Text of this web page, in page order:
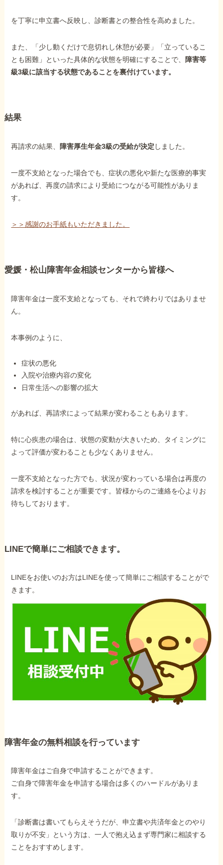
を丁寧に申立書へ反映し、診断書との整合性を高めました。
また、「少し動くだけで息切れし休憩が必要」「立っているこ
とも困難」といった具体的な状態を明確にすることで、
障害等
級3級に該当する状態であることを裏付けています。
結果
再請求の結果、 障害厚生年金3級の受給が決定 しました。
一度不支給となった場合でも、症状の悪化や新たな医療的事実
があれば、再度の請求により受給につながる可能性がありま
す。
＞＞感謝のお手紙もいただきました。
愛媛・松山障害年金相談センターから皆様へ
障害年金は一度不支給となっても、それで終わりではありませ
ん。
本事例のように、
症状の悪化
入院や治療内容の変化
日常生活への影響の拡大
があれば、再請求によって結果が変わることもあります。
特に心疾患の場合は、状態の変動が大きいため、タイミングに
よって評価が変わることも少なくありません。
一度不支給となった方でも、状況が変わっている場合は再度の
請求を検討することが重要です。皆様からのご連絡を心よりお
待ちしております。
LINEで簡単にご相談できます。
LINEをお使いのお方はLINEを使って簡単にご相談することがで
きます。
障害年金の無料相談を行っています
障害年金はご自身で申請することができます。
ご自身で障害年金を申請する場合は多くのハードルがありま
す。
「診断書は書いてもらえそうだが、申立書や共済年金とのやり
取りが不安」という方は、一人で抱え込まず専門家に相談する
ことをおすすめします。